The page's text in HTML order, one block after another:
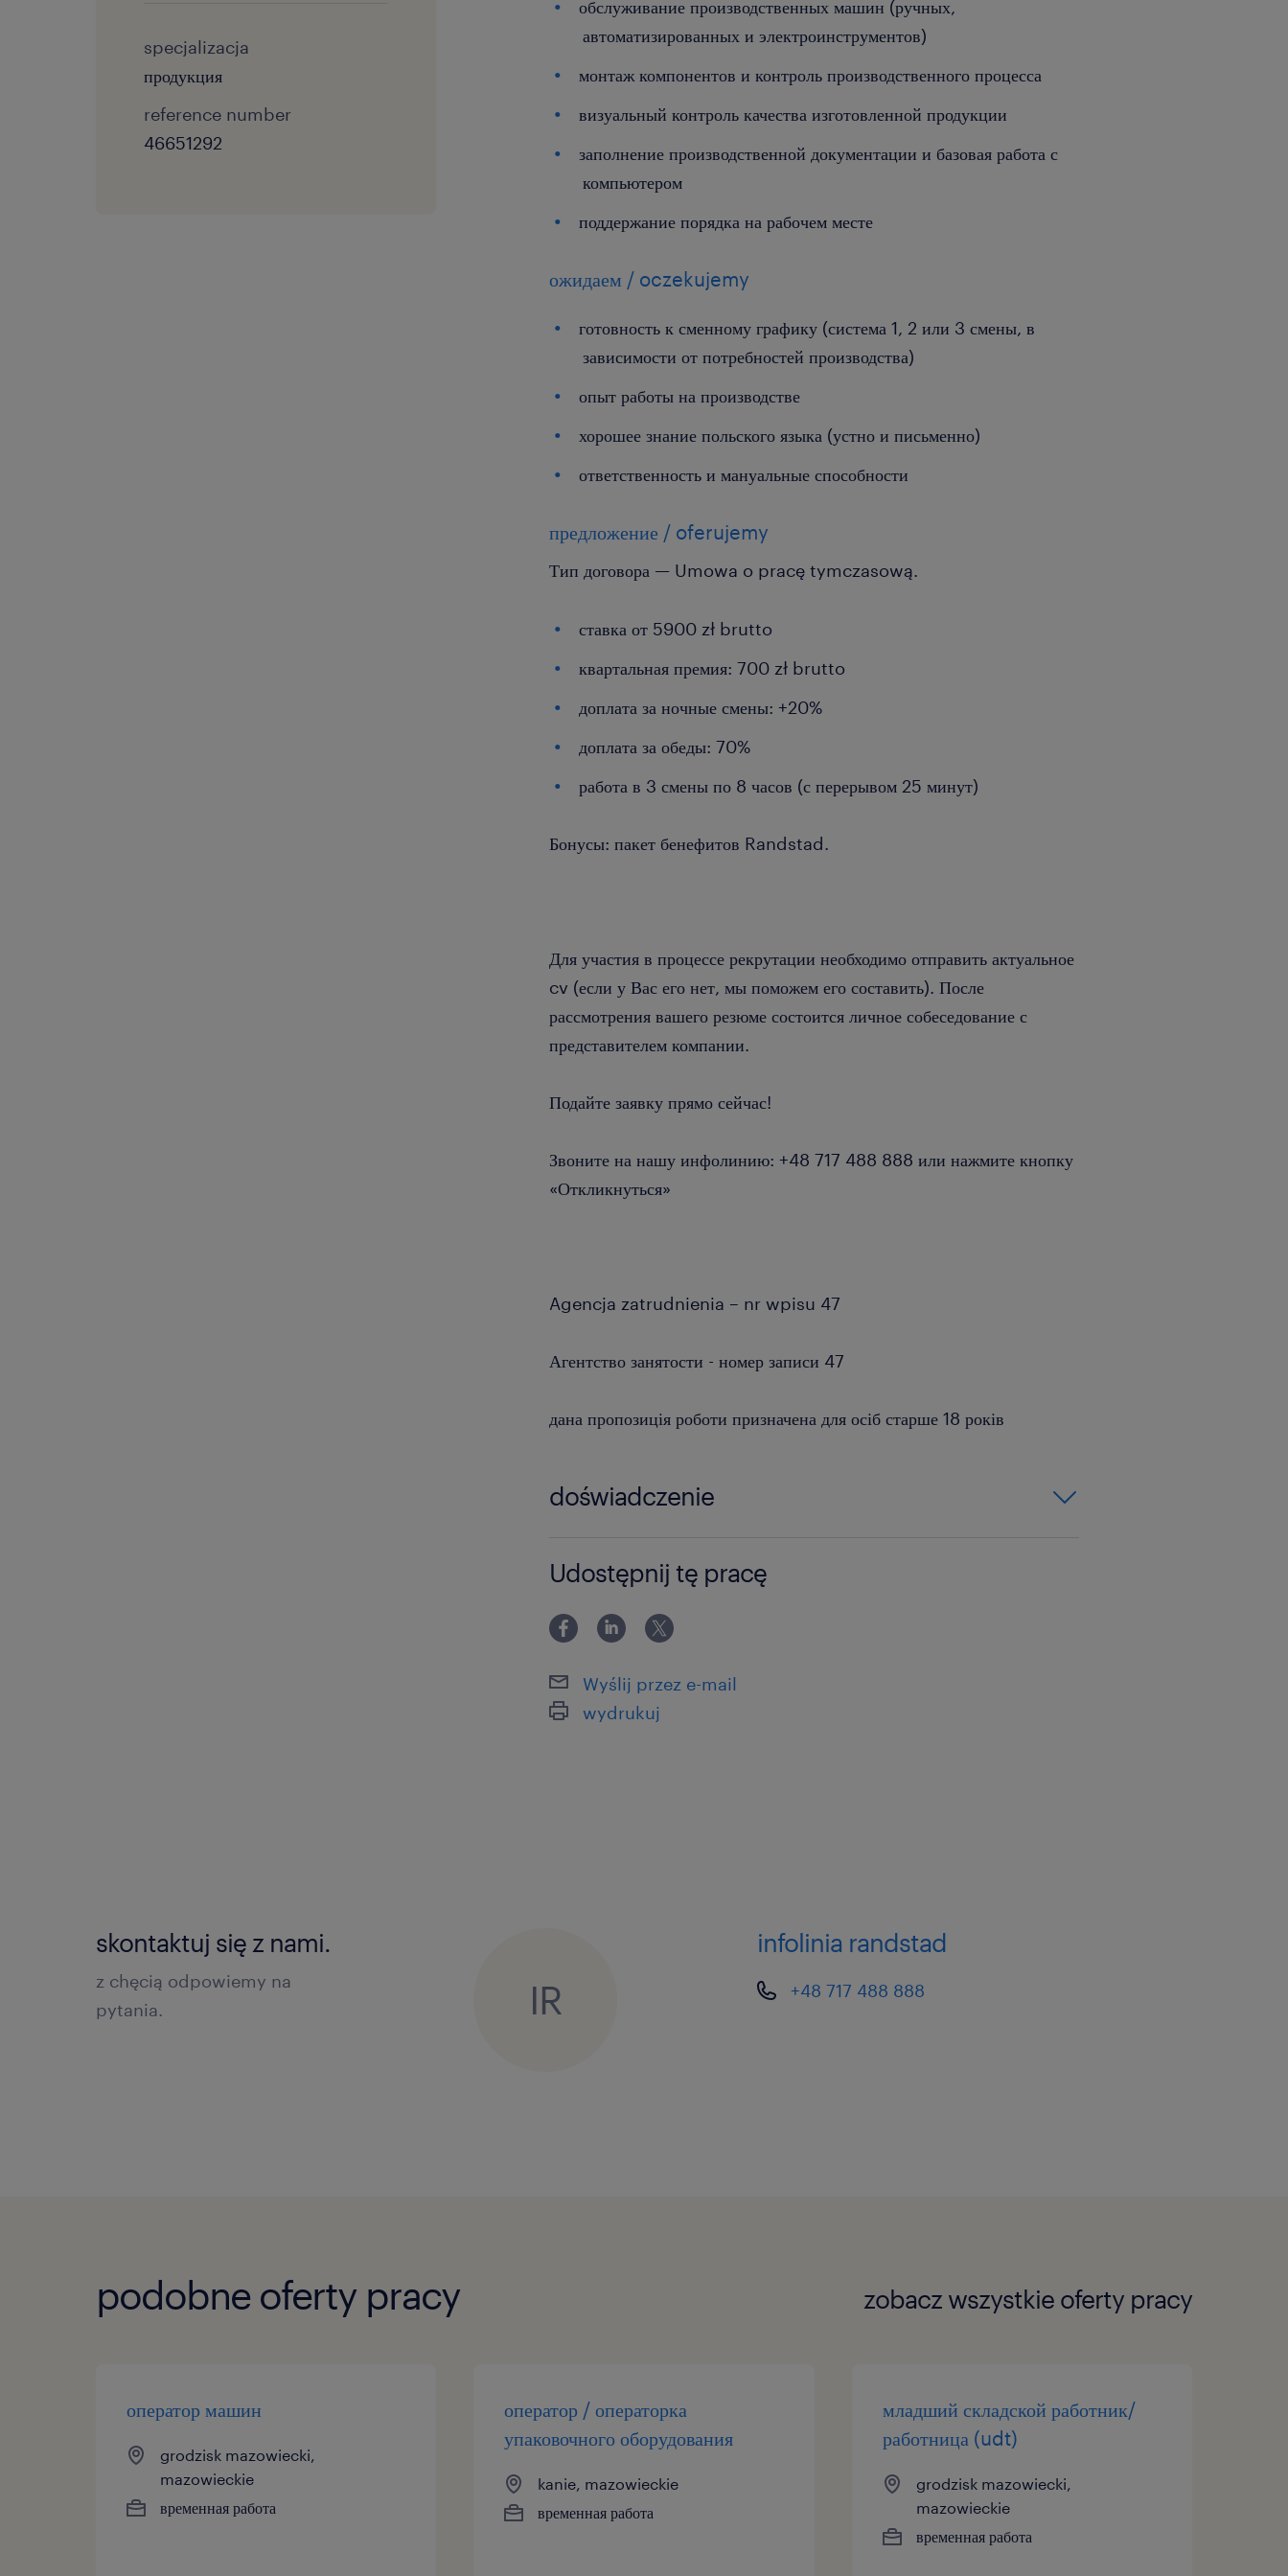
specjalizacja
продукция
reference number
46651292
обслуживание производственных машин (ручных,
автоматизированных и электроинструментов)
монтаж компонентов и контроль производственного процесса
визуальный контроль качества изготовленной продукции
заполнение производственной документации и базовая работа с
компьютером
поддержание порядка на рабочем месте
ожидаем / oczekujemy
готовность к сменному графику (система 1, 2 или 3 смены, в
зависимости от потребностей производства)
опыт работы на производстве
хорошее знание польского языка (устно и письменно)
ответственность и мануальные способности
предложение / oferujemy
Тип договора — Umowa o pracę tymczasową.
ставка от 5900 zł brutto
квартальная премия: 700 zł brutto
доплата за ночные смены: +20%
доплата за обеды: 70%
работа в 3 смены по 8 часов (с перерывом 25 минут)
Бонусы: пакет бенефитов Randstad.
Для участия в процессе рекрутации необходимо отправить актуальное
cv (если у Вас его нет, мы поможем его составить). После
рассмотрения вашего резюме состоится личное собеседование с
представителем компании.
Подайте заявку прямо сейчас!
Звоните на нашу инфолинию: +48 717 488 888 или нажмите кнопку
«Откликнуться»
Agencja zatrudnienia – nr wpisu 47
Агентство занятости - номер записи 47
дана пропозиція роботи призначена для осіб старше 18 років
doświadczenie
Udostępnij tę pracę
Wyślij przez e-mail
wydrukuj
skontaktuj się z nami.
z chęcią odpowiemy na
pytania.
IR
infolinia randstad
+48 717 488 888
podobne oferty pracy zobacz wszystkie oferty pracy
оператор машин
grodzisk mazowiecki,
mazowieckie
временная работа
оператор / операторка
упаковочного оборудования
kanie, mazowieckie
временная работа
младший складской работник/
работница (udt)
grodzisk mazowiecki,
mazowieckie
временная работа